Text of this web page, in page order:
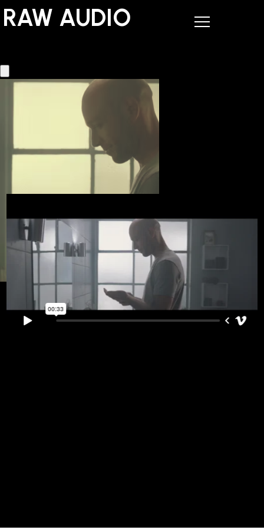
RAW AUDIO
RAW AUDIO